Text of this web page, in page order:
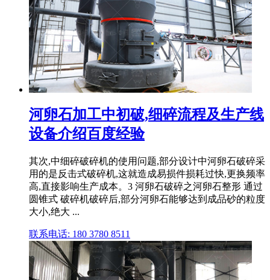
河卵石加工中初破,细碎流程及生产线
设备介绍百度经验
其次,中细碎破碎机的使用问题,部分设计中河卵石破碎采
用的是反击式破碎机,这就造成易损件损耗过快,更换频率
高,直接影响生产成本。3 河卵石破碎之河卵石整形 通过
圆锥式 破碎机破碎后,部分河卵石能够达到成品砂的粒度
大小,绝大 ...
联系电话: 180 3780 8511